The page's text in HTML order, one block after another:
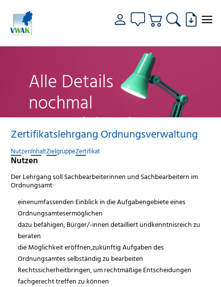
Alle Details
nochmal
genau fokussiert
Zertifikatslehrgang Ordnungsverwaltung
NutzenInhaltZielgruppeZertifikat
Nutzen
Der Lehrgang soll Sachbearbeiterinnen und Sachbearbeitern im
Ordnungsamt
einenumfassenden Einblick in die Aufgabengebiete eines
Ordnungsamtesermöglichen
dazu befähigen, Bürger/-innen detailliert undkenntnisreich zu
beraten
die Möglichkeit eröffnen,zukünftig Aufgaben des
Ordnungsamtes selbständig zu bearbeiten
Rechtssicherheitbringen, um rechtmäßige Entscheidungen
fachgerecht treffen zu können